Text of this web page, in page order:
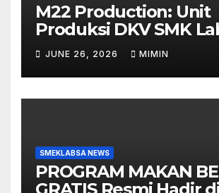
M22 Production: Unit
Produksi DKV SMK
Unesa 1 yang Siap
Peran di Berbagai
JUNE 26, 2026 MIMIN
SMEKLABSA NEWS
PROGRAM MAKAN
GRATIS Resmi Hadir